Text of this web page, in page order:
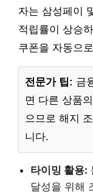
자는 삼성페이
적립률이 상승
쿠폰을 자동으
전문가 팁: 금
면 다른 상품
으므로 해지
니다.
타이밍 활용:
달성을 위해